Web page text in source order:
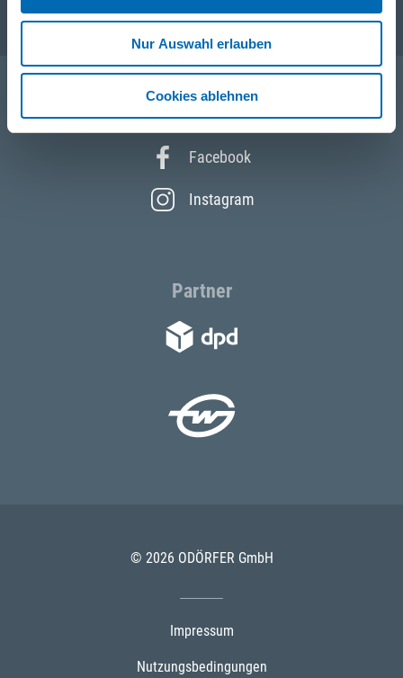
Nur Auswahl erlauben
Cookies ablehnen
Service
Folgen Sie uns
Facebook
Instagram
Partner
© 2026 ODÖRFER GmbH
Impressum
Nutzungsbedingungen